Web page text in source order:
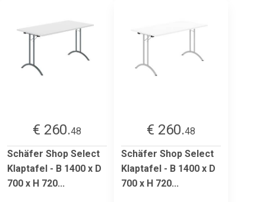
€ 260.48
Schäfer Shop Select
Klaptafel - B 1400 x D
700 x H 720...
€ 260.48
Schäfer Shop Select
Klaptafel - B 1400 x D
700 x H 720...